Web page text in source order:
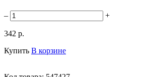
– +
342 р.
Купить В корзине